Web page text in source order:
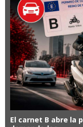
El carnet B abre la